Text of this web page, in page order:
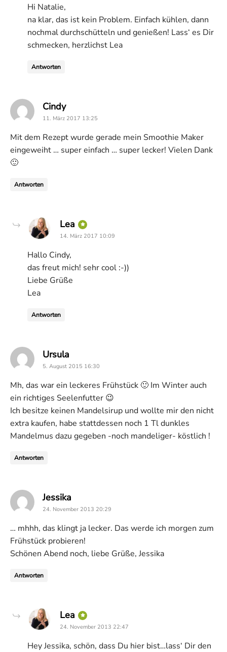
Hi Natalie,
na klar, das ist kein Problem. Einfach kühlen, dann
nochmal durchschütteln und genießen! Lass‘ es Dir
schmecken, herzlichst Lea
Antworten
Cindysays:
11. März 2017 13:25
Mit dem Rezept wurde gerade mein Smoothie Maker
eingeweiht … super einfach … super lecker! Vielen Dank
🙂
Antworten
Lea says:
14. März 2017 10:09
Hallo Cindy,
das freut mich! sehr cool :-))
Liebe Grüße
Lea
Antworten
Ursula
5. August 2015 16:30
Mh, das war ein leckeres Frühstück 🙂 Im Winter auch
ein richtiges Seelenfutter 😉
Ich besitze keinen Mandelsirup und wollte mir den nicht
extra kaufen, habe stattdessen noch 1 Tl dunkles
Mandelmus dazu gegeben -noch mandeliger- köstlich !
Antworten
Jessika
24. November 2013 20:29
… mhhh, das klingt ja lecker. Das werde ich morgen zum
Frühstück probieren!
Schönen Abend noch, liebe Grüße, Jessika
Antworten
Lea says:
24. November 2013 22:47
Hey Jessika, schön, dass Du hier bist…lass‘ Dir den